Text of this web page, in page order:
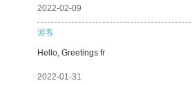
2022-02-09
游客
Hello, Greetings fr
2022-01-31